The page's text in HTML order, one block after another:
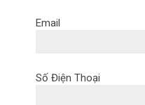
Email
Số Điện Thoại